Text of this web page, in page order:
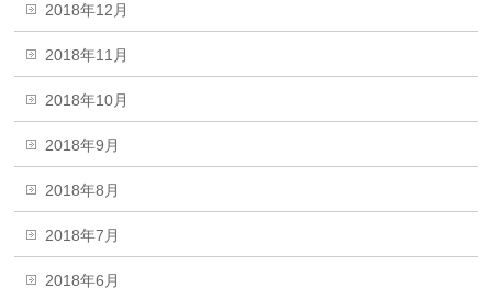
2018年12月
2018年11月
2018年10月
2018年9月
2018年8月
2018年7月
2018年6月